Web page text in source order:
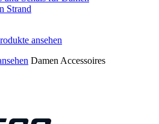
Strand
Damen Accessoires